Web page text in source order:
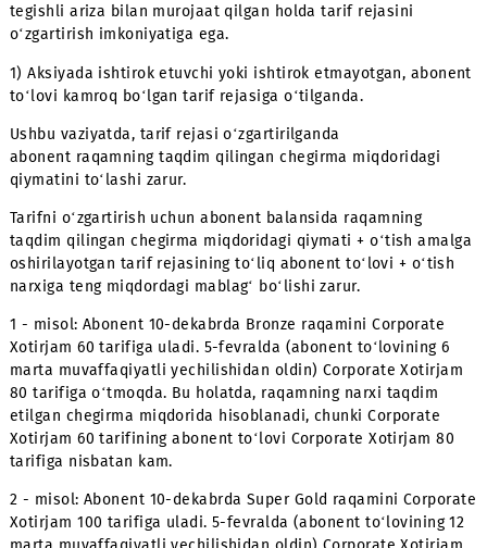
(97)007, (88)111, (97)111, (88)007, (88)666, (97)666,
(88)383, (88)133, (88)200, (88)008, (88)009, (88)020,
(88)075, (88)202, (88)208, (88)408, (88)702, (88)703,
Kompaniya aksiyada ishtirok etmaydigan abonent
raqamlari ro‘yxatini belgilash huquqini o‘zida saqlab
qoladi;
Raqamlar soni – cheklangan;
Platinum, Platinum Plus, Super Platinum toifasidagi
raqamlar 31.12.2025y. gacha tugab qolgan taqdirda,
muddatidan avval to‘xtatiladi.
uchun) YECHILMAGUNGA QADAR tarif rejasini o‘zgartirish
shartlari
Aksiya doirasida ulangan abonent, shaxsni tasdiqlovchi
hujjatning asl nusxasi bilan birga «UMS» MChJ shaxsiy
tegishli ariza bilan murojaat qilgan holda tarif rejasini
o‘zgartirish imkoniyatiga ega.
1) Aksiyada ishtirok etuvchi yoki ishtirok etmayotgan,
to‘lovi kamroq bo‘lgan tarif rejasiga o‘tilganda.